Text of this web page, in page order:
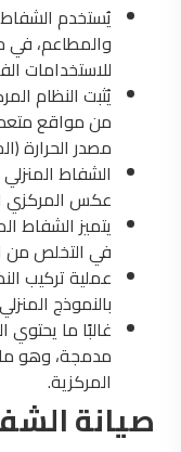
يُستخدم الشفاط
والمطاعم، في
للاستخدامات
يُثبت النظام
من مواقع
مصدر الحرارة
الشفاط المنزلي
عكس المركزي
يتميز الشفاط
في التخلص من
عملية تركيب
بالنموذج المنزلي.
غالبًا ما يحتوي
مدمجة، وهو ما
المركزية.
صيانة